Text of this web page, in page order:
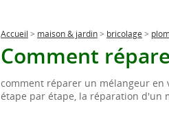
Accueil > maison & jardin> bricolage >
Comment
comment réparer un mélangeur en
étape par étape, la réparation d'un